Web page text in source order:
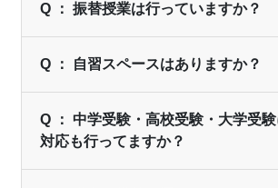
Q ： 振替授業は行っていますか？
Q ： 自習スペースはありますか？
Q ： 中学受験・高校受験・大学受験に特化した
対応も行ってますか？